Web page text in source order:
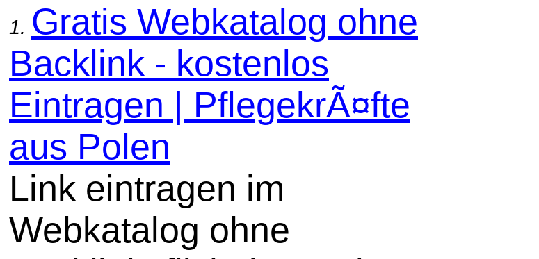
1. Gratis Webkatalog ohne
Backlink - kostenlos
Eintragen | PflegekrÃ¤fte
aus Polen
Link eintragen im
Webkatalog ohne